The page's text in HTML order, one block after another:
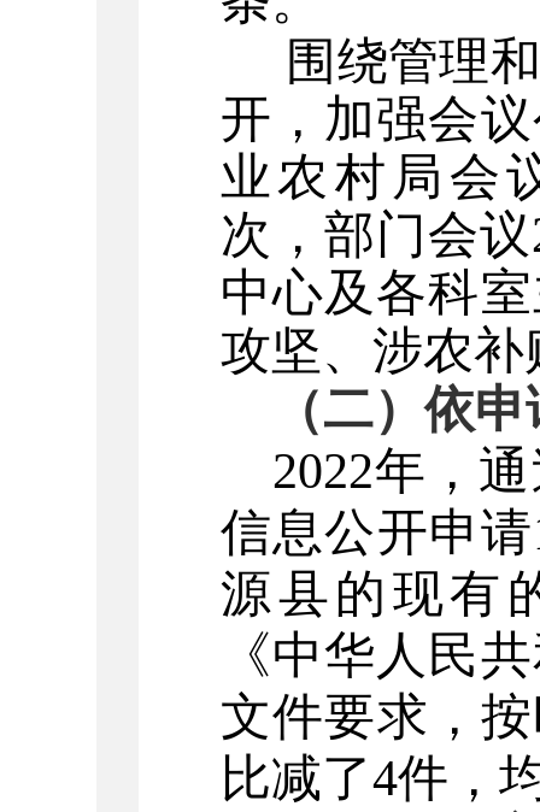
围绕管理
开，加强会
业农村局会
次，部门会
中心及各科
攻坚、涉农
（二）依
2022年，
信息公开申
源县的现有
《中华人民
文件要求，
比减了4件，